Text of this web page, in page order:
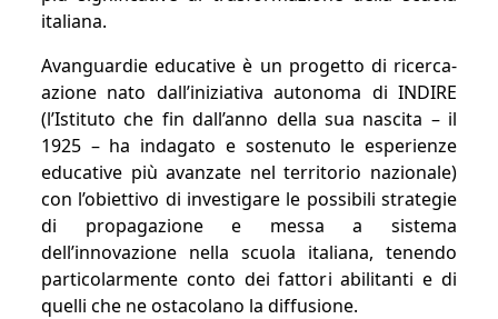
italiana.
Avanguardie educative è un progetto di ricerca-
azione nato dall’iniziativa autonoma di INDIRE
(l’Istituto che fin dall’anno della sua nascita – il
1925 – ha indagato e sostenuto le esperienze
educative più avanzate nel territorio nazionale)
con l’obiettivo di investigare le possibili strategie
di propagazione e messa a sistema
dell’innovazione nella scuola italiana, tenendo
particolarmente conto dei fattori abilitanti e di
quelli che ne ostacolano la diffusione.